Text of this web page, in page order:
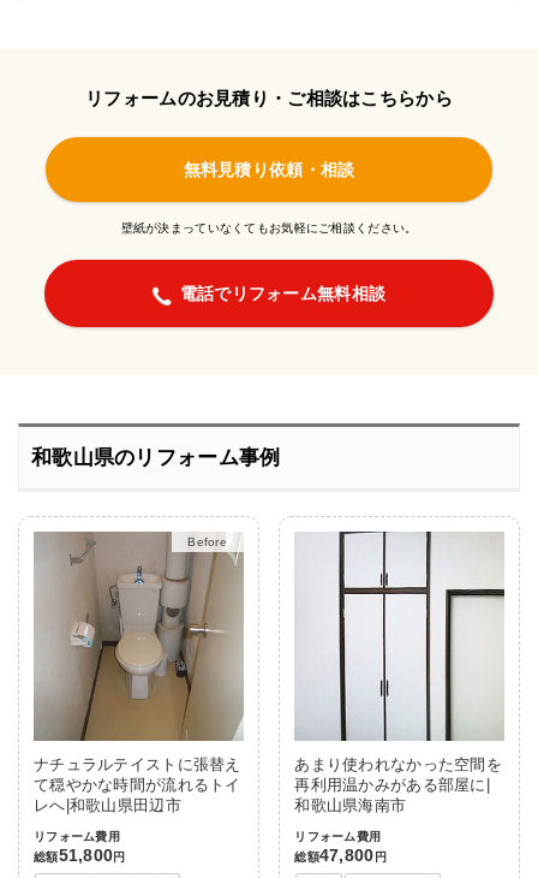
リフォームのお見積り・ご相談はこちらから
無料見積り依頼・相談
壁紙が決まっていなくてもお気軽にご相談ください。
電話でリフォーム無料相談
和歌山県のリフォーム事例
After
ナチュラルテイストに張替え
て穏やかな時間が流れるトイ
レへ|和歌山県田辺市
リフォーム費用
総額51,800円
あまり使われなかった空間を
再利用温かみがある部屋に|
和歌山県海南市
リフォーム費用
総額47,800 円